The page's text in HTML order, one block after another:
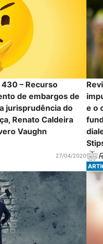
– Recurso
de embargos de
jurisprudência do
Renato Caldeira
Vaughn
27/04/2020
e o